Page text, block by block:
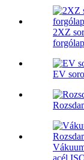
2XZ
EV